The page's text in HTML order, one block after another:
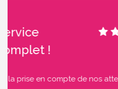
Service
complet !
De la prise en compte